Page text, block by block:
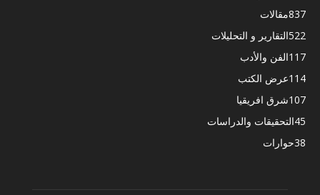
مقالات837
التقارير و التحليلات522
الفن والأدب117
عرض الكتب114
شرق افريقيا107
التحقيقات والدراسات45
حوارات38